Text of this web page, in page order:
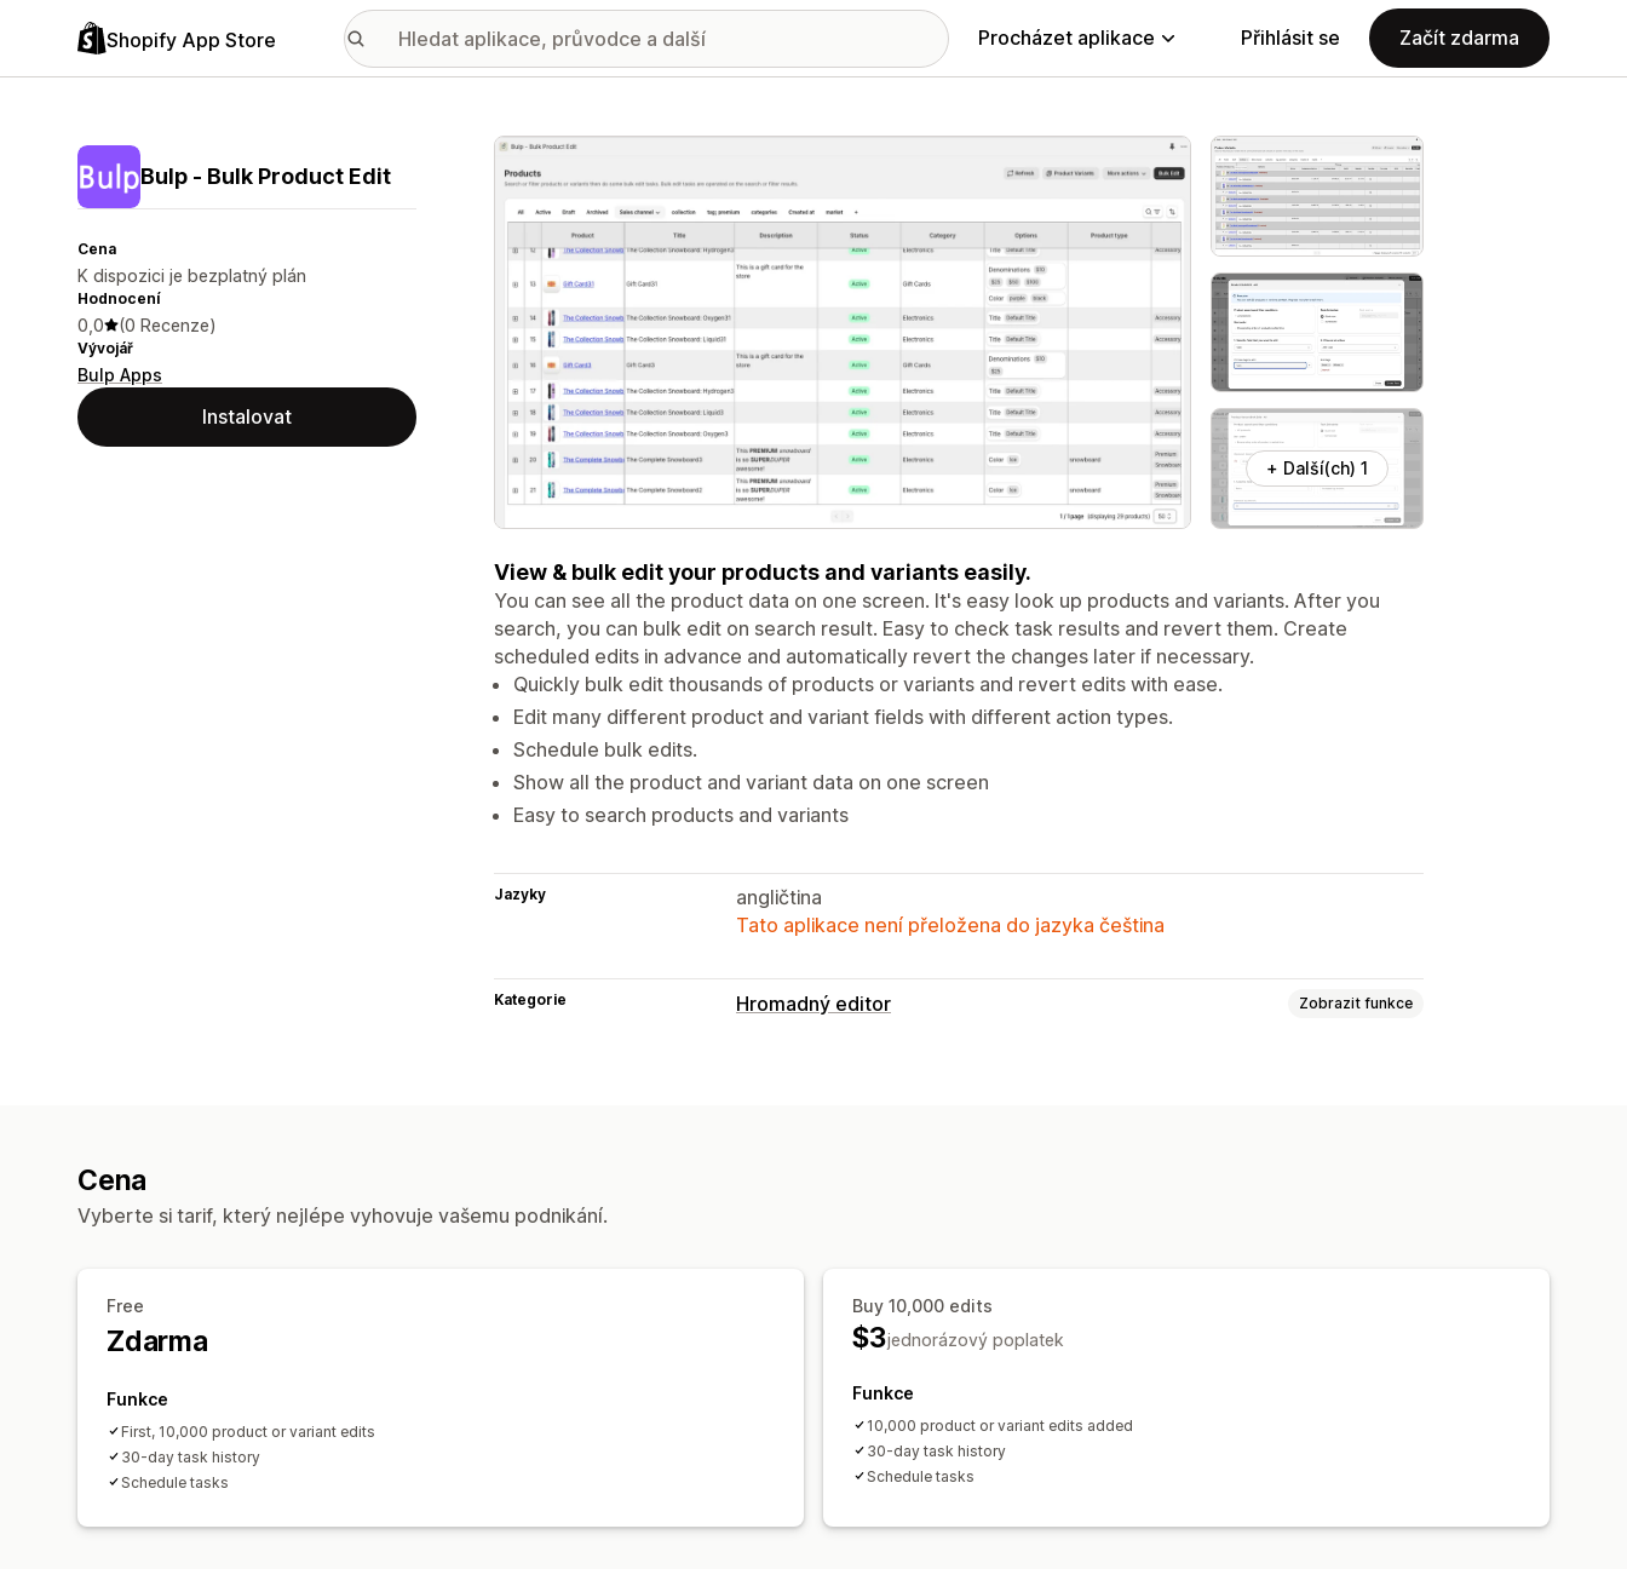
Shopify App Store Procházet aplikace Přihlásit se Začít zdarma
Bulp ‑ Bulk Product Edit
Cena
K dispozici je bezplatný plán
Hodnocení
0,0 (0 Recenze)
Vývojář
Bulp Apps
Instalovat
Galerie propagovaných obrázků
+ Další(ch) 1
View & bulk edit your products and variants easily.
You can see all the product data on one screen. It's easy look up products and variants. After you
search, you can bulk edit on search result. Easy to check task results and revert them. Create
scheduled edits in advance and automatically revert the changes later if necessary.
Quickly bulk edit thousands of products or variants and revert edits with ease.
Edit many different product and variant fields with different action types.
Schedule bulk edits.
Show all the product and variant data on one screen
Easy to search products and variants
Jazyky
angličtina
Tato aplikace není přeložena do jazyka čeština
Kategorie Hromadný editor Zobrazit funkce
Cena
Vyberte si tarif, který nejlépe vyhovuje vašemu podnikání.
Free
Zdarma
Funkce
First, 10,000 product or variant edits
30-day task history
Schedule tasks
Buy 10,000 edits
$3jednorázový poplatek
Funkce
10,000 product or variant edits added
30-day task history
Schedule tasks